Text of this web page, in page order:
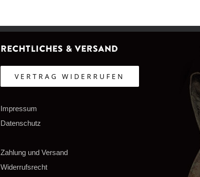
Rechtliches & Versand
VERTRAG WIDERRUFEN
Impressum
Datenschutz
Zahlung und Versand
Widerrufsrecht